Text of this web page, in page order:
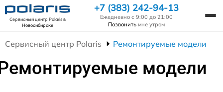
Сервисный центр Polarisв
Новосибирске
+7 (383) 242-94-13
Ежедневно с 9:00 до 21:00
Позвонить мне утром
Сервисный центр Polaris Ремонтируемые модели
модели